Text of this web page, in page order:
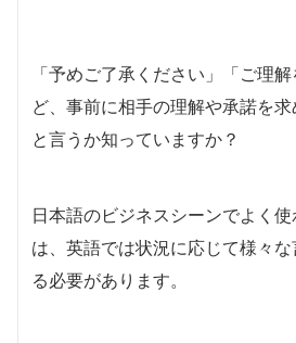
「予めご了承ください」「ご理
ど、事前に相手の理解や承諾を
と言うか知っていますか？
日本語のビジネスシーンでよく
は、英語では状況に応じて様々
る必要があります。